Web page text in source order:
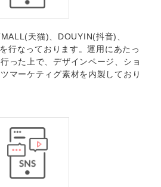
天猫)、DOUYIN(抖音)、
行なっております。運用にあたっ
った上で、デザインページ、ショ
マーケティグ素材を内製しており